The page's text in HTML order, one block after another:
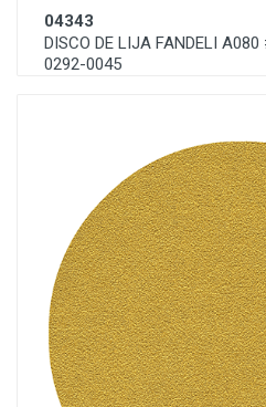
04343
DISCO DE LIJA FANDELI
0292-0045